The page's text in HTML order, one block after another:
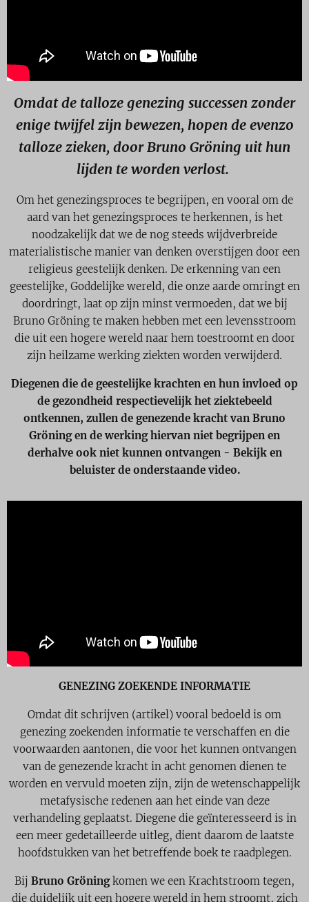
Omdat de talloze genezing successen zonder
enige twijfel zijn bewezen, hopen de evenzo
talloze zieken, door Bruno Gröning uit hun
lijden te worden verlost.
Om het genezingsproces te begrijpen, en vooral om de
aard van het genezingsproces te herkennen, is het
noodzakelijk dat we de nog steeds wijdverbreide
materialistische manier van denken overstijgen door een
religieus geestelijk denken. De erkenning van een
geestelijke, Goddelijke wereld, die onze aarde omringt en
doordringt, laat op zijn minst vermoeden, dat we bij
Bruno Gröning te maken hebben met een levensstroom
die uit een hogere wereld naar hem toestroomt en door
zijn heilzame werking ziekten worden verwijderd.
Diegenen die de geestelijke krachten en hun invloed op
de gezondheid respectievelijk het ziektebeeld
ontkennen, zullen de genezende kracht van Bruno
Gröning en de werking hiervan niet begrijpen en
derhalve ook niet kunnen ontvangen - Bekijk en
beluister de onderstaande video.
GENEZING ZOEKENDE INFORMATIE
Omdat dit schrijven (artikel) vooral bedoeld is om
genezing zoekenden informatie te verschaffen en die
voorwaarden aantonen, die voor het kunnen ontvangen
van de genezende kracht in acht genomen dienen te
worden en vervuld moeten zijn, zijn de wetenschappelijk
metafysische redenen aan het einde van deze
verhandeling geplaatst. Diegene die geïnteresseerd is in
een meer gedetailleerde uitleg, dient daarom de laatste
hoofdstukken van het betreffende boek te raadplegen.
Bij Bruno Gröningkomen we een Krachtstroom tegen,
die duidelijk uit een hogere wereld in hem stroomt, zich